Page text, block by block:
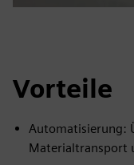
Vorteile
Automatisierung:
Materialtransport